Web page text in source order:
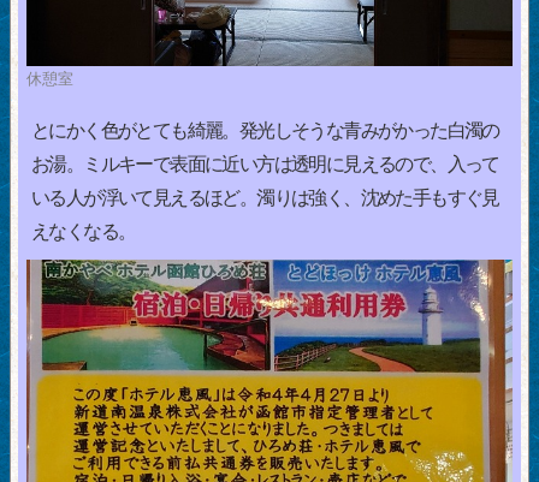
休憩室
とにかく色がとても綺麗。発光しそうな青みがかった白濁の
お湯。ミルキーで表面に近い方は透明に見えるので、入って
いる人が浮いて見えるほど。濁りは強く、沈めた手もすぐ見
えなくなる。